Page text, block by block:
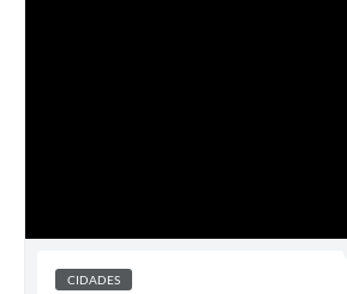
CIDADES